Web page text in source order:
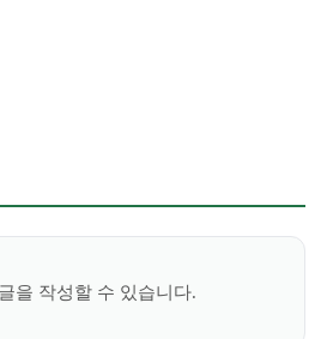
을 작성할 수 있습니다.